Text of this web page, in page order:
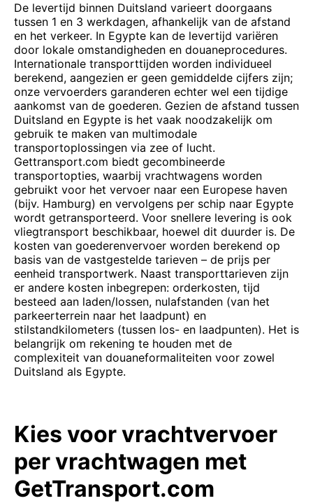
De levertijd binnen Duitsland varieert doorgaans
tussen 1 en 3 werkdagen, afhankelijk van de afstand
en het verkeer. In Egypte kan de levertijd variëren
door lokale omstandigheden en douaneprocedures.
Internationale transporttijden worden individueel
berekend, aangezien er geen gemiddelde cijfers zijn;
onze vervoerders garanderen echter wel een tijdige
aankomst van de goederen. Gezien de afstand tussen
Duitsland en Egypte is het vaak noodzakelijk om
gebruik te maken van multimodale
transportoplossingen via zee of lucht.
Gettransport.com biedt gecombineerde
transportopties, waarbij vrachtwagens worden
gebruikt voor het vervoer naar een Europese haven
(bijv. Hamburg) en vervolgens per schip naar Egypte
wordt getransporteerd. Voor snellere levering is ook
vliegtransport beschikbaar, hoewel dit duurder is. De
kosten van goederenvervoer worden berekend op
basis van de vastgestelde tarieven – de prijs per
eenheid transportwerk. Naast transporttarieven zijn
er andere kosten inbegrepen: orderkosten, tijd
besteed aan laden/lossen, nulafstanden (van het
parkeerterrein naar het laadpunt) en
stilstandkilometers (tussen los- en laadpunten). Het is
belangrijk om rekening te houden met de
complexiteit van douaneformaliteiten voor zowel
Duitsland als Egypte.
Kies voor vrachtvervoer
per vrachtwagen met
GetTransport.com